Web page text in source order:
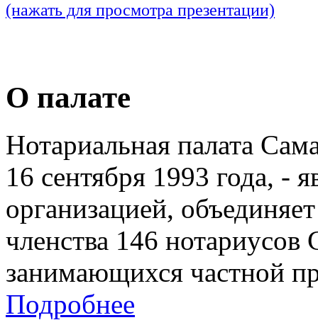
(нажать для просмотра презентации)
О палате
Нотариальная палата
16 сентября 1993 года, -
организацией,
членства 146 нотариусов
занимающихся частной
Подробнее